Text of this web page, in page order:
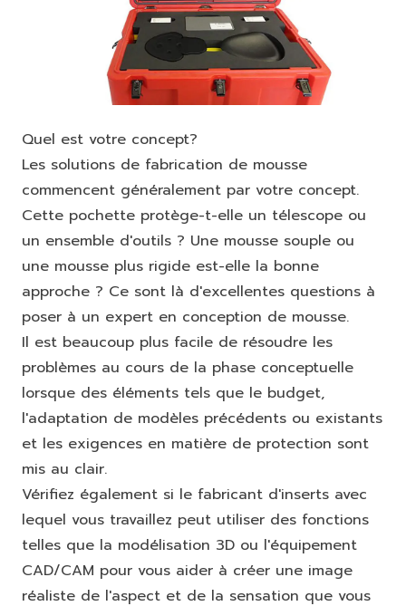
Quel est votre concept?
Les solutions de fabrication de mousse
commencent généralement par votre concept.
Cette pochette protège-t-elle un télescope ou
un ensemble d'outils ? Une mousse souple ou
une mousse plus rigide est-elle la bonne
approche ? Ce sont là d'excellentes questions à
poser à un expert en conception de mousse.
Il est beaucoup plus facile de résoudre les
problèmes au cours de la phase conceptuelle
lorsque des éléments tels que le budget,
l'adaptation de modèles précédents ou existants
et les exigences en matière de protection sont
mis au clair.
Vérifiez également si le fabricant d'inserts avec
lequel vous travaillez peut utiliser des fonctions
telles que la modélisation 3D ou l'équipement
CAD/CAM pour vous aider à créer une image
réaliste de l'aspect et de la sensation que vous